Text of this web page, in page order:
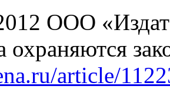
ООО
охраняются
article/